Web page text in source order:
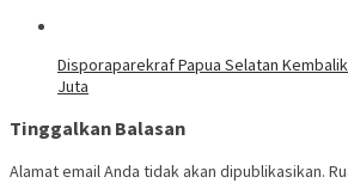
Disporaparekraf Papua Selatan
Juta
Tinggalkan Balasan
Alamat email Anda tidak akan dipublikasikan.